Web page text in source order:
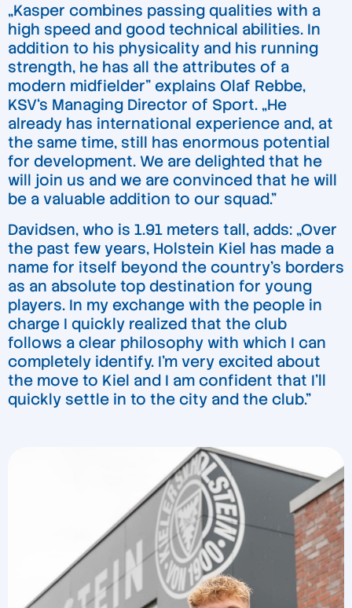
„Kasper combines passing qualities with a
high speed and good technical abilities. In
addition to his physicality and his running
strength, he has all the attributes of a
modern midfielder” explains Olaf Rebbe,
KSV‘s Managing Director of Sport. „He
already has international experience and, at
the same time, still has enormous potential
for development. We are delighted that he
will join us and we are convinced that he will
be a valuable addition to our squad.”
Davidsen, who is 1.91 meters tall, adds: „Over
the past few years, Holstein Kiel has made a
name for itself beyond the country’s borders
as an absolute top destination for young
players. In my exchange with the people in
charge I quickly realized that the club
follows a clear philosophy with which I can
completely identify. I’m very excited about
the move to Kiel and I am confident that I’ll
quickly settle in to the city and the club.”